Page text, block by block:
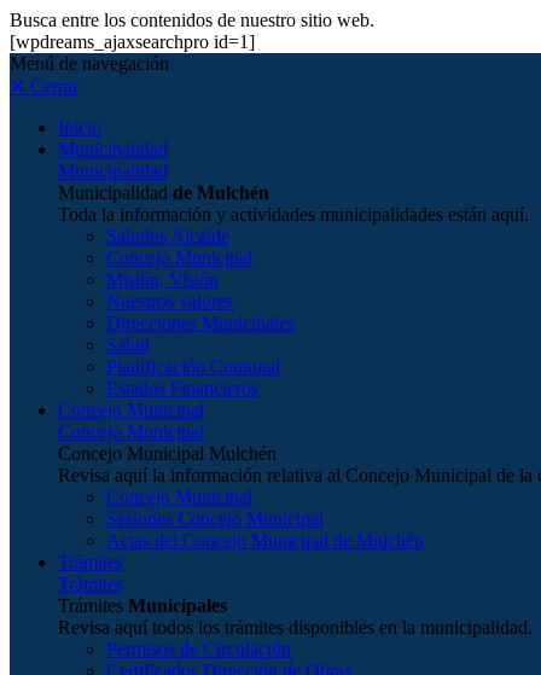
Busca entre los contenidos de nuestro sitio web.
[wpdreams_ajaxsearchpro id=1]
Menú de navegación
✕ Cerrar
Inicio
Municipalidad
Municipalidad
Municipalidad de Mulchén
Toda la información y actividades municipalidades están aquí.
Saludos Alcalde
Concejo Municipal
Misión, Visión
Nuestros valores
Direcciones Municipales
Salud
Planificación Comunal
Estados Financieros
Concejo Municipal
Concejo Municipal
Concejo Municipal Mulchén
Revisa aquí la información relativa al Concejo Municipal de la
Concejo Municipal
Sesiones Concejo Municipal
Actas del Concejo Municipal de Mulchén
Trámites
Trámites
Trámites Municipales
Revisa aquí todos los trámites disponibles en la municipalidad.
Permisos de Circulación
Certificados Dirección de Obras